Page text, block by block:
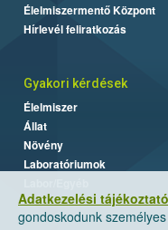
Adatkezelési
gondoskodunk
Élelmiszermentő Központ
Hírlevél feliratkozás
Gyakori kérdések
Élelmiszer
Állat
Növény
Laboratóriumok